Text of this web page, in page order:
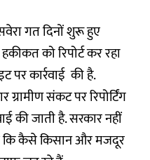
गत दिनों शुरू हुए
को रिपोर्ट कर रहा
पर कार्रवाई की है.
संकट पर रिपोर्टिंग
की जाती है. सरकार नहीं
कि कैसे किसान और मजदूर